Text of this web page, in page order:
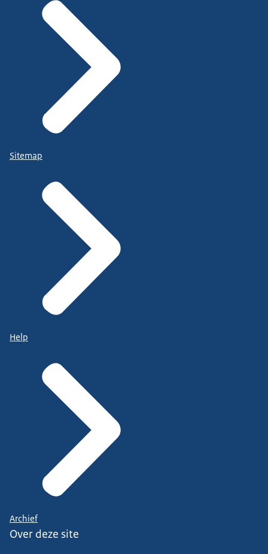
Sitemap
Help
Archief
Over deze site